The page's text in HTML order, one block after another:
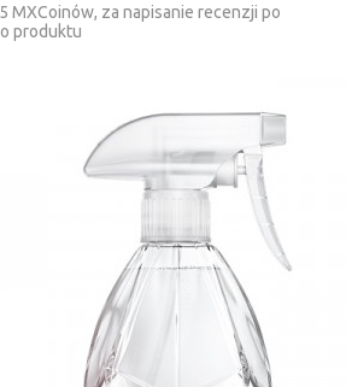
MXCoinów, za napisanie recenzji po
produktu